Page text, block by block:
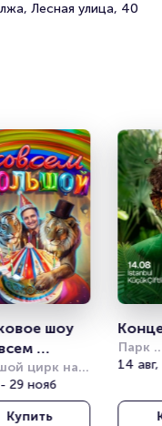
Лесная улица, 40
шоу
цирк на
29 нояб
Купить
Парк
14